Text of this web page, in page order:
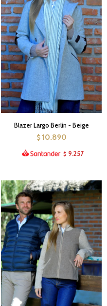
Blazer Largo Berlín - Beige
$ 10.890
$ 9.257